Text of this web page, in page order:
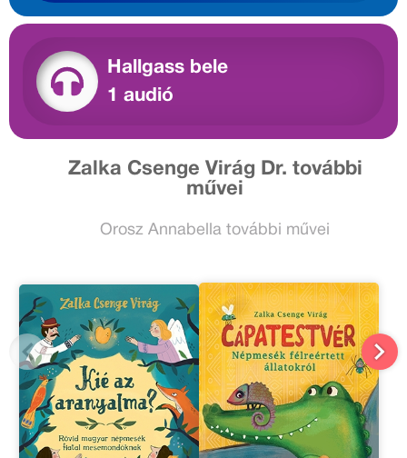
Hallgass bele
1 audió
Zalka Csenge Virág Dr. további
művei
Orosz Annabella további művei